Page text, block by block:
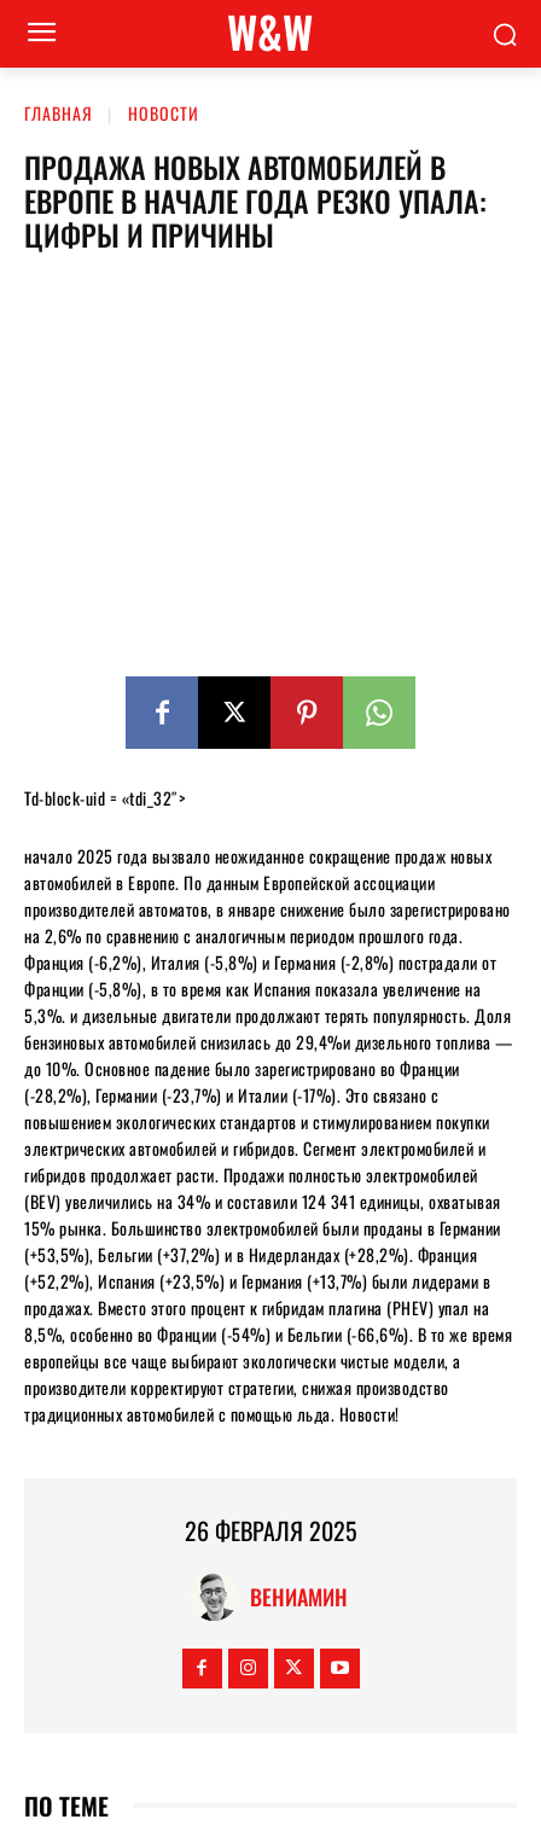
W&W
ГЛАВНАЯ НОВОСТИ
ПРОДАЖА НОВЫХ АВТОМОБИЛЕЙ В
ЕВРОПЕ В НАЧАЛЕ ГОДА РЕЗКО УПАЛА:
ЦИФРЫ И ПРИЧИНЫ
Td-block-uid = «tdi_32″>
начало 2025 года вызвало неожиданное сокращение продаж новых
автомобилей в Европе. По данным Европейской ассоциации
производителей автоматов, в январе снижение было зарегистрировано
на 2,6% по сравнению с аналогичным периодом прошлого года.
Франция (-6,2%), Италия (-5,8%) и Германия (-2,8%) пострадали от
Франции (-5,8%), в то время как Испания показала увеличение на
5,3%. и дизельные двигатели продолжают терять популярность. Доля
бензиновых автомобилей снизилась до 29,4%и дизельного топлива —
до 10%. Основное падение было зарегистрировано во Франции
(-28,2%), Германии (-23,7%) и Италии (-17%). Это связано с
повышением экологических стандартов и стимулированием покупки
электрических автомобилей и гибридов. Сегмент электромобилей и
гибридов продолжает расти. Продажи полностью электромобилей
(BEV) увеличились на 34% и составили 124 341 единицы, охватывая
15% рынка. Большинство электромобилей были проданы в Германии
(+53,5%), Бельгии (+37,2%) и в Нидерландах (+28,2%). Франция
(+52,2%), Испания (+23,5%) и Германия (+13,7%) были лидерами в
продажах. Вместо этого процент к гибридам плагина (PHEV) упал на
8,5%, особенно во Франции (-54%) и Бельгии (-66,6%). В то же время
европейцы все чаще выбирают экологически чистые модели, а
производители корректируют стратегии, снижая производство
традиционных автомобилей с помощью льда. Новости!
26 ФЕВРАЛЯ 2025
ВЕНИАМИН
ПО ТЕМЕ